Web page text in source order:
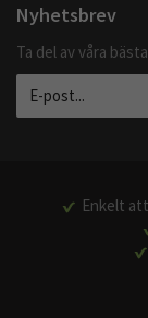
Nyhetsbrev
Ta del av våra
Enkelt